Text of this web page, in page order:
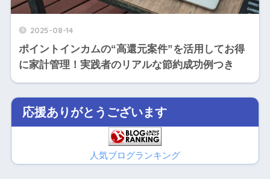
2025-08-14
ポイントインカムの“高還元案件”を活用してお得
に家計管理！実践者のリアルな節約成功例つき
応援ありがとうございます
人気ブログランキング